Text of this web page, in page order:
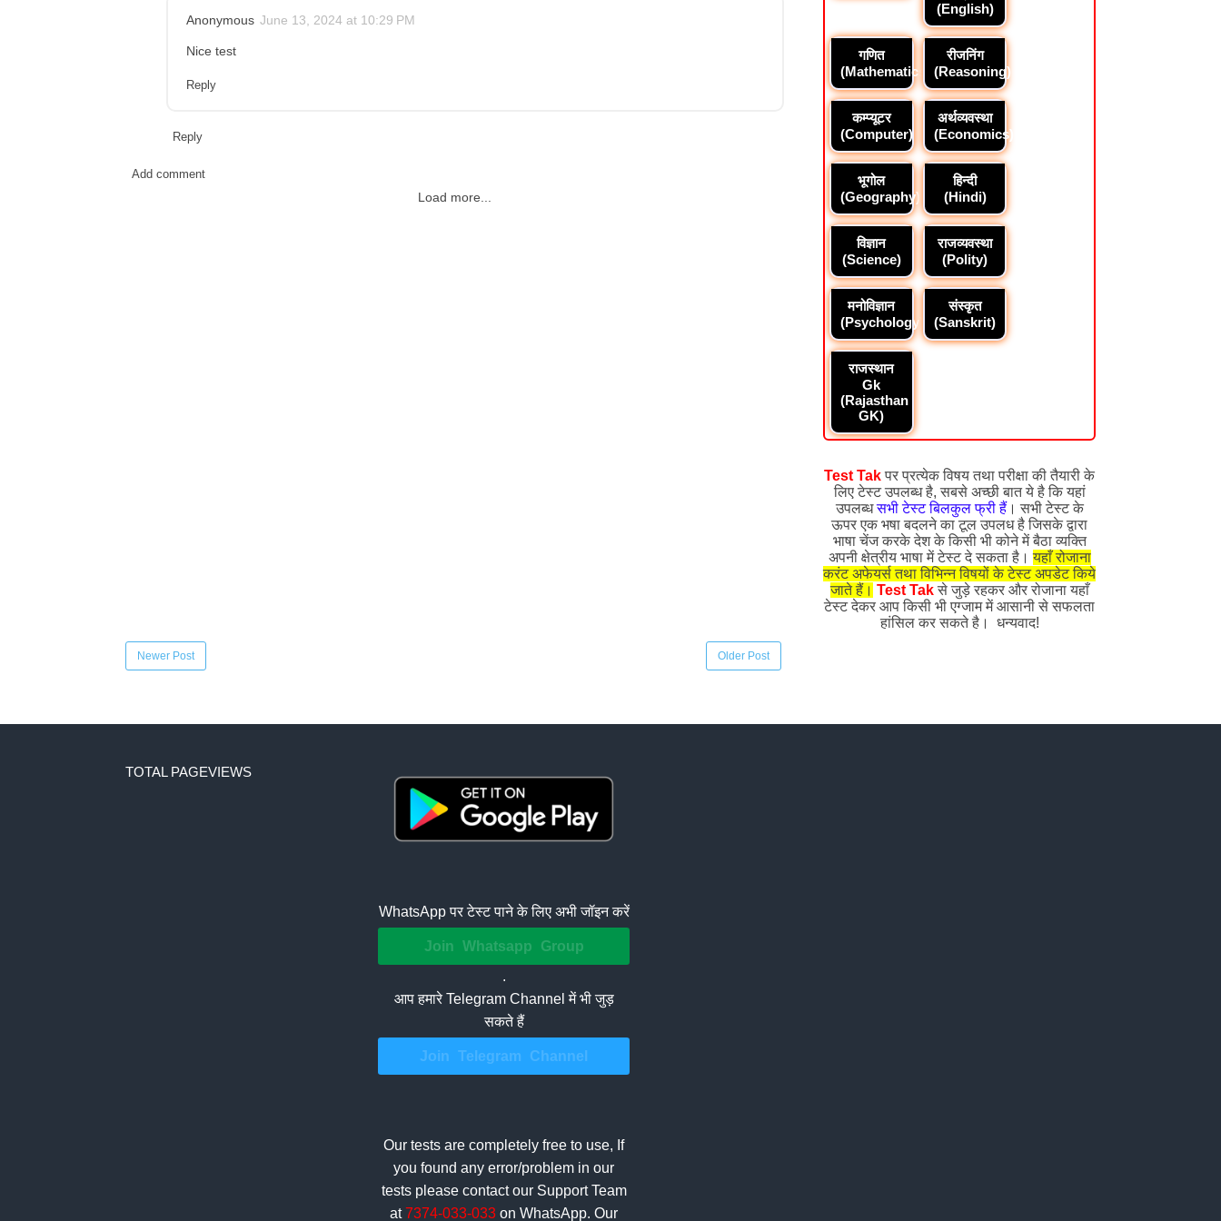
Anonymous June 13, 2024 at 10:29 PM
Nice test
Reply
Reply
Add comment
Load more...
Newer Post Older Post
(English)
गणित
(Mathematics)
रीजनिंग
(Reasoning)
कम्प्यूटर
(Computer)
अर्थव्यवस्था
(Economics)
भूगोल
(Geography)
हिन्दी
(Hindi)
विज्ञान
(Science)
राजव्यवस्था
(Polity)
मनोविज्ञान
(Psychology)
संस्कृत
(Sanskrit)
राजस्थान
Gk
(Rajasthan
GK)
Test Takपर प्रत्येक विषय तथा परीक्षा की तैयारी के
लिए टेस्ट उपलब्ध है, सबसे अच्छी बात ये है कि यहां
उपलब्धसभी टेस्ट बिलकुल फ्री हैं। सभी टेस्ट के
ऊपर एक भषा बदलने का टूल उपलध है जिसके द्वारा
भाषा चेंज करके देश के किसी भी कोने में बैठा व्यक्ति
अपनी क्षेत्रीय भाषा में टेस्ट दे सकता है।यहाँ रोजाना
करंट अफेयर्स तथा विभिन्न विषयों के टेस्ट अपडेट किये
जाते हैं। Test Takसे जुड़े रहकर और रोजाना यहाँ
टेस्ट देकर आप किसी भी एग्जाम में आसानी से सफलता
हांसिल कर सकते है। धन्यवाद!
TOTAL PAGEVIEWS
WhatsApp पर टेस्ट पाने के लिए अभी जॉइन करें
Join Whatsapp Group
.
आप हमारे Telegram Channel में भी जुड़
सकते हैं
Join Telegram Channel
Our tests are completely free to use, If
you found any error/problem in our
tests please contact our Support Team
at7374-033-033 on WhatsApp. Our